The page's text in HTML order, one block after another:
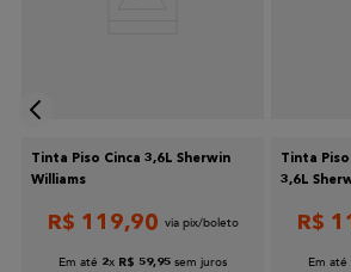
Tinta Piso Cinca 3,6L Sherwin
Williams
R$ 119,90
Em até 2x R$ 59,95 sem juros
Tinta
3,6L
R$
Em até